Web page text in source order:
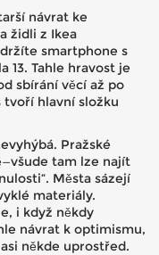
návrat ke
židli z Ikea
smartphone s
13. Tahle hravost je
sbírání věcí až po
hlavní složku
Pražské
tam lze najít
Města sázejí
materiály.
i když někdy
návrat k optimismu,
někde uprostřed.